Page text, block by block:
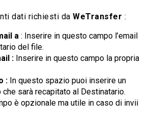
dati richiesti da WeTransfer :
a : Inserire in questo campo l’email
del file.
: Inserire in questo campo la propria
: In questo spazio puoi inserire un
sarà recapitato al Destinatario.
è opzionale ma utile in caso di invii